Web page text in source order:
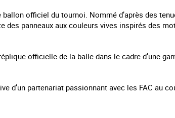
officiel du tournoi. Nommé d’après des
des panneaux aux couleurs vives inspirés des
officielle de la balle dans le cadre d’une
d’un partenariat passionnant avec les FAC au